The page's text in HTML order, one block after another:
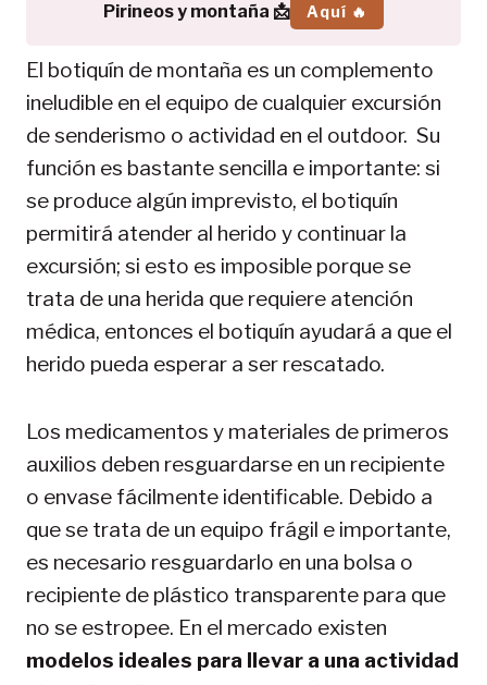
Pirineos y montaña 📩 Aquí 🔥
El botiquín de montaña es un complemento
ineludible en el equipo de cualquier excursión
de senderismo o actividad en el outdoor. Su
función es bastante sencilla e importante: si
se produce algún imprevisto, el botiquín
permitirá atender al herido y continuar la
excursión; si esto es imposible porque se
trata de una herida que requiere atención
médica, entonces el botiquín ayudará a que el
herido pueda esperar a ser rescatado.
Los medicamentos y materiales de primeros
auxilios deben resguardarse en un recipiente
o envase fácilmente identificable. Debido a
que se trata de un equipo frágil e importante,
es necesario resguardarlo en una bolsa o
recipiente de plástico transparente para que
no se estropee. En el mercado existen
modelos ideales para llevar a una actividad